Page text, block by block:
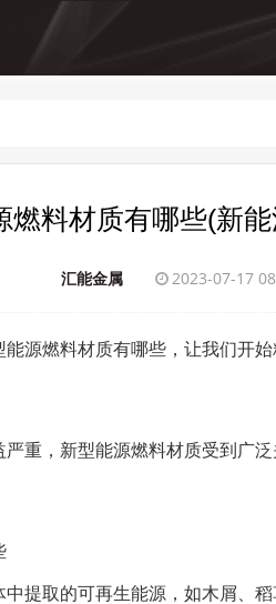
燃料材质有哪些(新
汇能金属 2023-07-17
源燃料材质有哪些，让我们开始
重，新型能源燃料材质受到广
提取的可再生能源，如木屑、